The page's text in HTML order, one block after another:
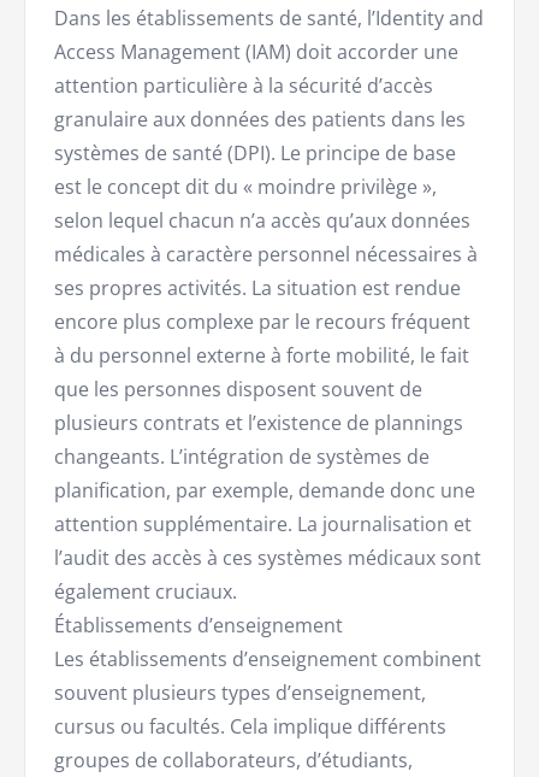
Dans les établissements de santé, l’Identity and
Access Management (IAM) doit accorder une
attention particulière à la sécurité d’accès
granulaire aux données des patients dans les
systèmes de santé (DPI). Le principe de base
est le concept dit du « moindre privilège »,
selon lequel chacun n’a accès qu’aux données
médicales à caractère personnel nécessaires à
ses propres activités. La situation est rendue
encore plus complexe par le recours fréquent
à du personnel externe à forte mobilité, le fait
que les personnes disposent souvent de
plusieurs contrats et l’existence de plannings
changeants. L’intégration de systèmes de
planification, par exemple, demande donc une
attention supplémentaire. La journalisation et
l’audit des accès à ces systèmes médicaux sont
également cruciaux.
Établissements d’enseignement
Les établissements d’enseignement combinent
souvent plusieurs types d’enseignement,
cursus ou facultés. Cela implique différents
groupes de collaborateurs, d’étudiants,